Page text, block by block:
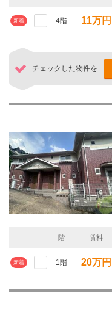
新着 4階 11万円
チェックした物件を
階 賃料
新着 1階 20万円